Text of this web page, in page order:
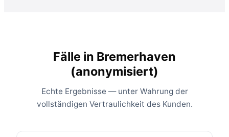
Fälle in Bremerhaven
(anonymisiert)
Echte Ergebnisse — unter Wahrung der
vollständigen Vertraulichkeit des Kunden.